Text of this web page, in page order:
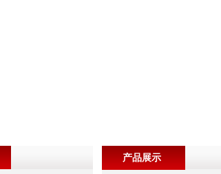
产品展示